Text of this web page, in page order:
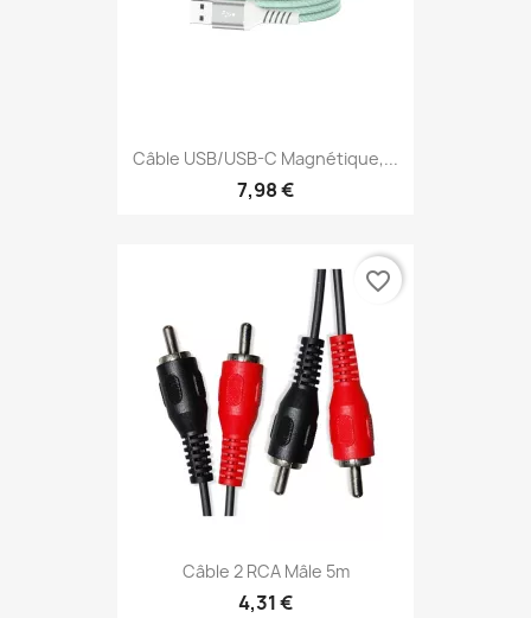
Câble USB/USB-C Magnétique,...
7,98 €
Câble 2 RCA Mâle 5m
4,31 €
favorite_border